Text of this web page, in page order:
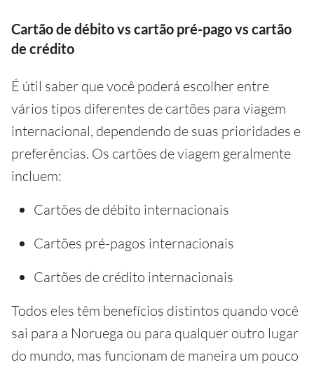
Cartão de débito vs cartão pré-pago vs cartão
de crédito
É útil saber que você poderá escolher entre
vários tipos diferentes de cartões para viagem
internacional, dependendo de suas prioridades e
preferências. Os cartões de viagem geralmente
incluem:
Cartões de débito internacionais
Cartões pré-pagos internacionais
Cartões de crédito internacionais
Todos eles têm benefícios distintos quando você
sai para a Noruega ou para qualquer outro lugar
do mundo, mas funcionam de maneira um pouco